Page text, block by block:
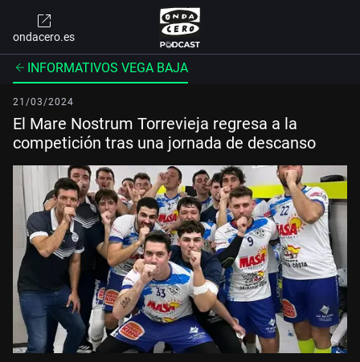
ondacero.es
INFORMATIVOS VEGA BAJA
21/03/2024
El Mare Nostrum Torrevieja regresa a la
competición tras una jornada de descanso